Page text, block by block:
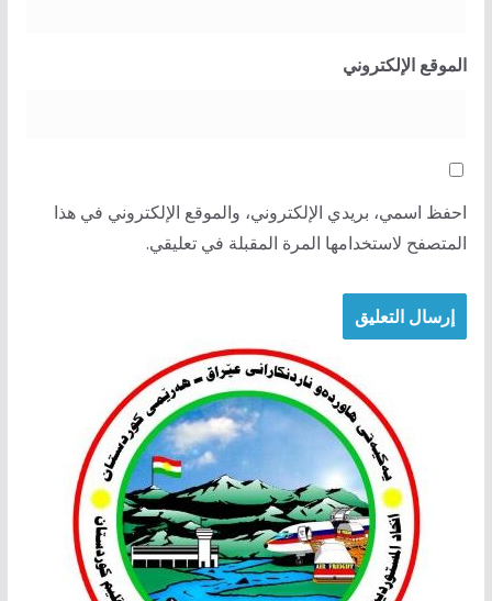
الموقع الإلكتروني
احفظ اسمي، بريدي الإلكتروني، والموقع الإلكتروني في هذا
المتصفح لاستخدامها المرة المقبلة في تعليقي.